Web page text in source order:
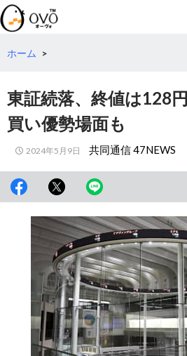
検
索
コ
テ
へ
ホーム >
東証続落、終値は128
買い優勢場面も
2024年5月9日 共同通信 47NEWS